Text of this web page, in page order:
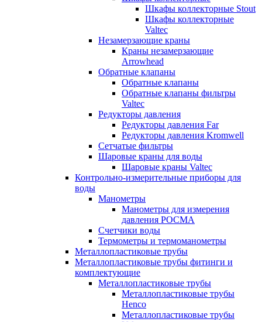
Шкафы коллекторные Stout
Шкафы коллекторные
Valtec
Незамерзающие краны
Краны незамерзающие
Arrowhead
Обратные клапаны
Обратные клапаны
Обратные клапаны фильтры
Valtec
Редукторы давления
Редукторы давления Far
Редукторы давления Kromwell
Сетчатые фильтры
Шаровые краны для воды
Шаровые краны Valtec
Контрольно-измерительные приборы для
воды
Манометры
Манометры для измерения
давления РОСМА
Счетчики воды
Термометры и термоманометры
Металлопластиковые трубы
Металлопластиковые трубы фитинги и
комплектующие
Металлопластиковые трубы
Металлопластиковые трубы
Henco
Металлопластиковые трубы